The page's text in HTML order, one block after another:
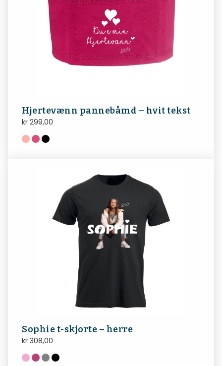
Hjertevænn pannebåmd – hvit tekst
kr 299,00
Sophie t-skjorte – herre
kr 308,00